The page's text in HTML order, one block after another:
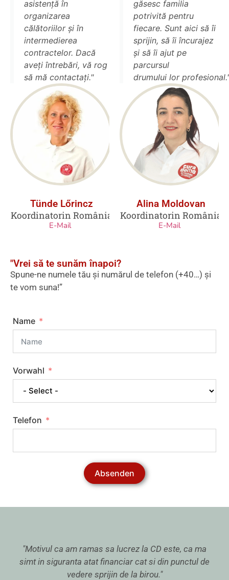
asistență în
organizarea
călătoriilor și în
intermedierea
contractelor. Dacă
aveți întrebări, vă rog
să mă contactați."
Tünde Lőrincz
Koordinatorin România
E-Mail
găsesc familia
potrivită pentru
fiecare. Sunt aici să îi
sprijin, să îi încurajez
și să îi ajut pe
parcursul
drumului lor
Alina Moldovan
Koordinatorin România
E-Mail
"Vrei să te sunăm înapoi?
Spune-ne numele tău și numărul de telefon (+40…) și
te vom suna!”
Name
Vorwahl
Telefon
Absenden
"Motivul ca am ramas sa lucrez la CD este, ca ma
simt in siguranta atat financiar cat si din punctul de
vedere sprijin de la birou."